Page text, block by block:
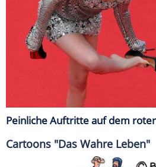
Peinliche Auftritte auf dem
Cartoons "Das Wahre Leben"